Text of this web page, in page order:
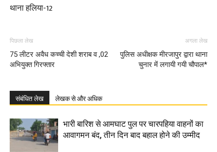
थाना हलिया-12
पिछला लेख
75 लीटर अवैध कच्ची देशी शराब व ,02
अभियुक्त गिरफ्तार
अगला लेख
पुलिस अधीक्षक मीरजापुर द्वारा थाना
चुनार में लगायी गयी चौपाल*
संबंधित लेख लेखक से और अधिक
भारी बारिश से आमघाट पुल पर चारपहिया वाहनों का
आवागमन बंद, तीन दिन बाद बहाल होने की उम्मीद